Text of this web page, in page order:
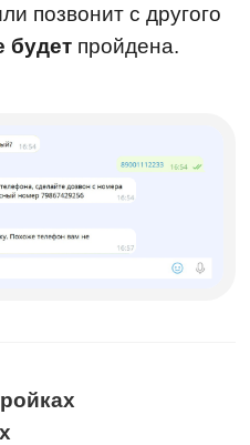
позвонит с другого
будетпройдена.